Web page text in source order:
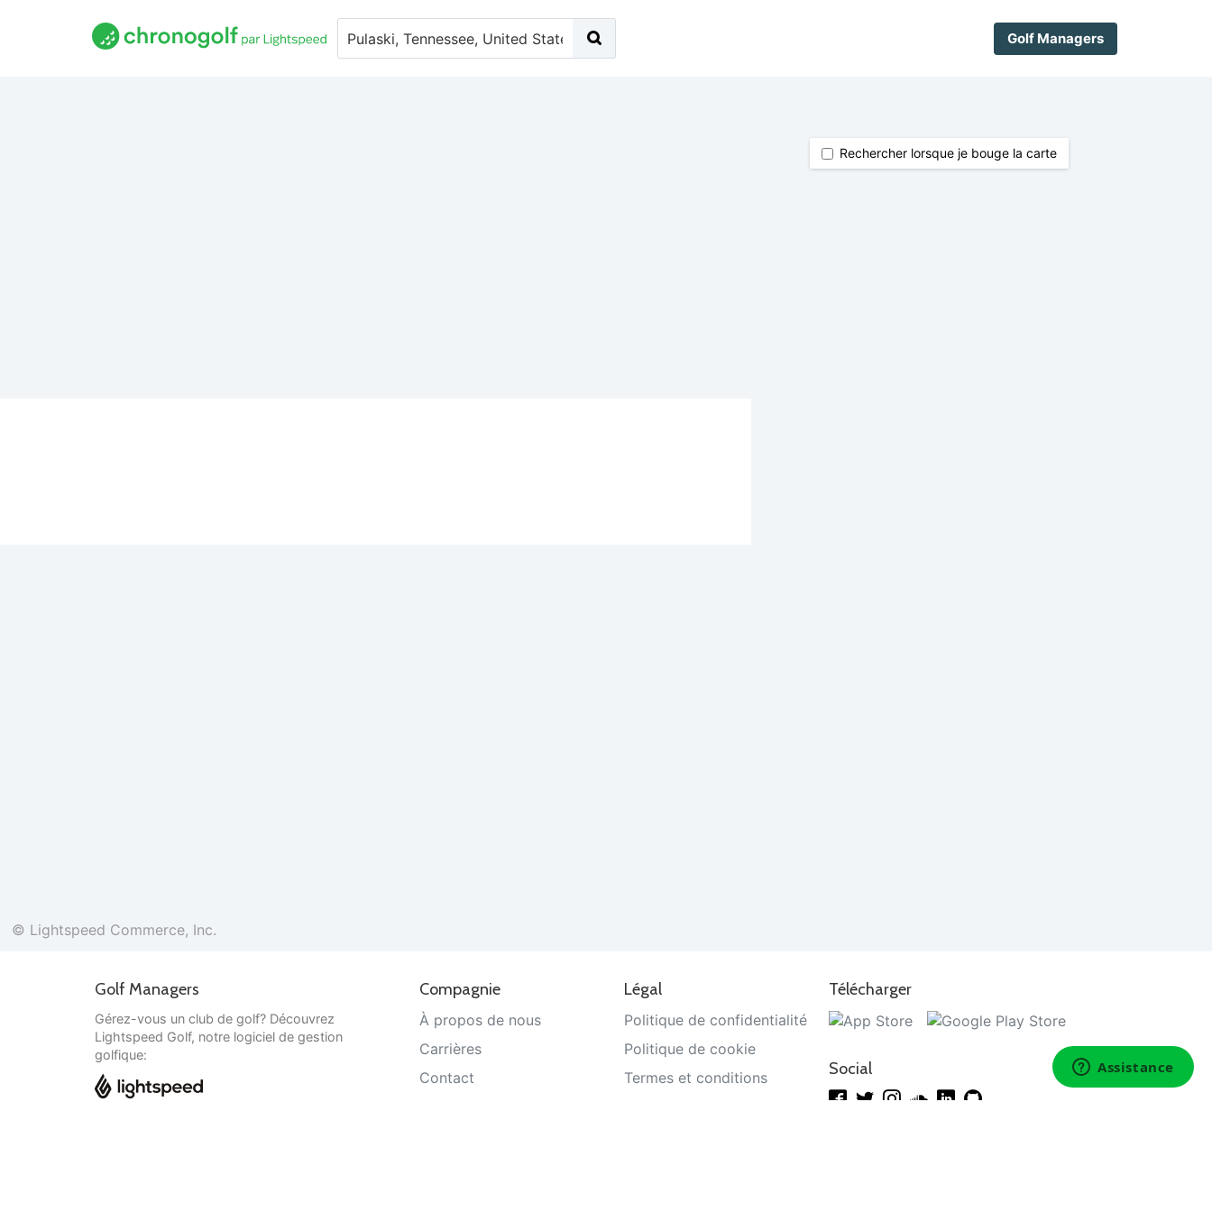
Golf Managers
© Lightspeed Commerce, Inc.
Rechercher lorsque je bouge la carte
Golf Managers
Gérez-vous un club de golf? Découvrez
Lightspeed Golf, notre logiciel de gestion
golfique:
Compagnie
À propos de nous
Carrières
Contact
Légal
Politique de confidentialité
Politique de cookie
Termes et conditions
Télécharger
Social